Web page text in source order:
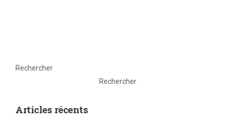
Rechercher
Rechercher
Articles récents